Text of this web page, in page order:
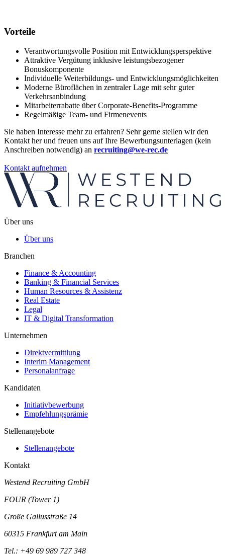
Vorteile
Verantwortungsvolle Position mit Entwicklungsperspektive
Attraktive Vergütung inklusive leistungsbezogener
Bonuskomponente
Individuelle Weiterbildungs- und Entwicklungsmöglichkeiten
Moderne Büroflächen in zentraler Lage mit sehr guter
Verkehrsanbindung
Mitarbeiterrabatte über Corporate-Benefits-Programme
Regelmäßige Team- und Firmenevents
Sie haben Interesse mehr zu erfahren? Sehr gerne stellen wir den
Kontakt her und freuen uns auf Ihre Bewerbungsunterlagen (kein
Anschreiben notwendig) an recruiting@we-rec.de
Kontakt aufnehmen
Über uns
Über uns
Branchen
Finance & Accounting
Banking & Financial Services
Human Resources & Assistenz
Real Estate
Legal
IT & Digital Transformation
Unternehmen
Direktvermittlung
Interim Management
Personalanfrage
Kandidaten
Initiativbewerbung
Empfehlungsprämie
Stellenangebote
Stellenangebote
Kontakt
Westend Recruiting GmbH
FOUR (Tower 1)
Große Gallusstraße 14
60315 Frankfurt am Main
Tel.: +49 69 989 727 348